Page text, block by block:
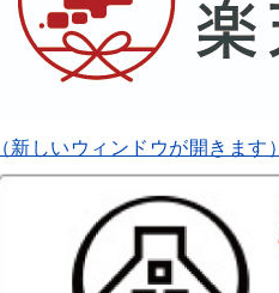
（新しいウィンドウが開きます）